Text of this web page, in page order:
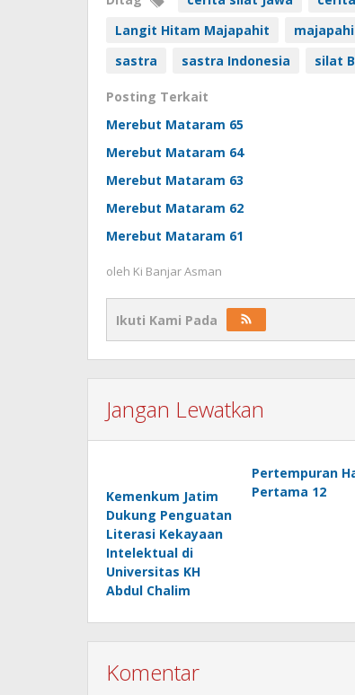
Langit Hitam Majapahit
sastra
sastra Indonesia silat
Posting Terkait
Merebut Mataram 65
Merebut Mataram 64
Merebut Mataram 63
Merebut Mataram 62
Merebut Mataram 61
oleh Ki Banjar Asman
Ikuti Kami Pada
Jangan Lewatkan
Kemenkum Jatim
Dukung Penguatan
Literasi Kekayaan
Intelektual di
Universitas KH
Abdul Chalim
Pertempuran
Pertama 12
Komentar